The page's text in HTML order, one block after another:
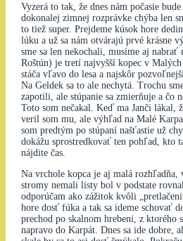
Vyzerá to tak, že dnes nám počasie
dokonalej zimnej rozprávke chýba len
to tiež super. Prejdeme kúsok hore
lúku a už sa nám otvárajú prvé krásne
sme sa len nekochali, musíme aj nabrať
Roštún) je tretí najvyšší kopec v Malých
stáča vľavo do lesa a najskôr
Na Geldek sa to ale nechytá. Trochu
zapotili, ale stúpanie sa zmierňuje a čo
Toto som nečakal. Keď ma Janči lákal,
veril som mu, ale výhľad na Malé
som predtým po stúpaní našťastie už
dokážu sprostredkovať ten pohľad, kto
nájdite čas.
Na vrchole kopca je aj malá
stromy nemali listy bol v podstate
odporúčam ako zážitok kvôli
hore dosť fúka a tak sa ideme schovať
prechod po skalnom hrebeni, z ktorého
napravo do Karpát. Dnes sa ide dobre,